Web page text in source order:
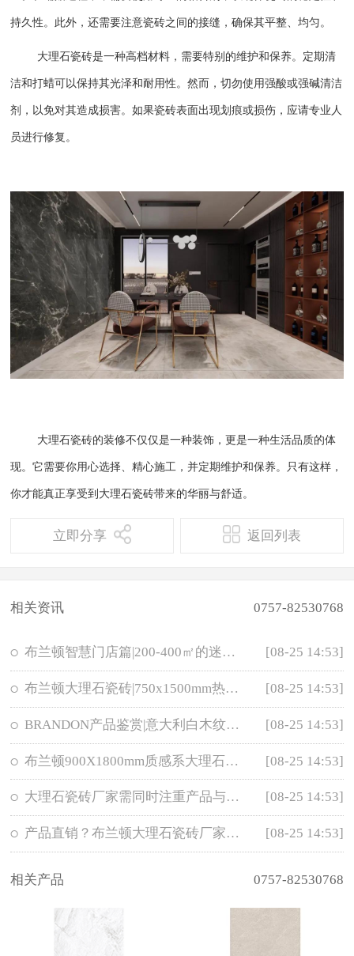
持久性。此外，还需要注意瓷砖之间的接缝，确保其平整、均匀。
大理石瓷砖是一种高档材料，需要特别的维护和保养。定期清
洁和打蜡可以保持其光泽和耐用性。然而，切勿使用强酸或强碱清洁
剂，以免对其造成损害。如果瓷砖表面出现划痕或损伤，应请专业人
员进行修复。
大理石瓷砖的装修不仅仅是一种装饰，更是一种生活品质的体
现。它需要你用心选择、精心施工，并定期维护和保养。只有这样，
你才能真正享受到大理石瓷砖带来的华丽与舒适。
立即分享 返回列表
相关资讯 0757-82530768
布兰顿智慧门店篇|200-400㎡的迷你豪华间 [08-25 14:53]
布兰顿大理石瓷砖|750x1500mm热销真石大板集锦*点击收藏 [08-25 14:53]
BRANDON产品鉴赏|意大利白木纹——高端素雅的简约风 [08-25 14:53]
布兰顿900X1800mm质感系大理石瓷砖鉴赏 [08-25 14:53]
大理石瓷砖厂家需同时注重产品与品牌价值 [08-25 14:53]
产品直销？布兰顿大理石瓷砖厂家凭什么？ [08-25 14:53]
相关产品 0757-82530768